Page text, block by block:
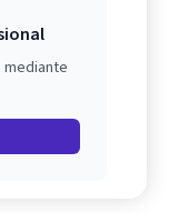
mediante